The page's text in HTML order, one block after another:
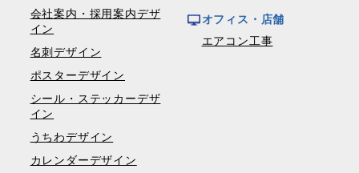
会社案内・採用案内デザ
イン
名刺デザイン
ポスターデザイン
シール・ステッカーデザ
イン
うちわデザイン
カレンダーデザイン
オフィス・店舗
エアコン工事